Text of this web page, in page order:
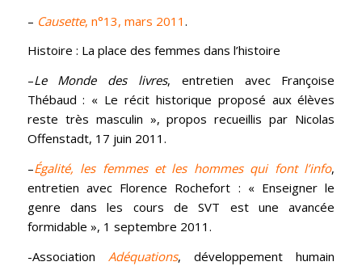
– Causette, n°13, mars 2011 .
Histoire : La place des femmes dans l’histoire
–Le Monde des livres, entretien avec Françoise
Thébaud : « Le récit historique proposé aux élèves
reste très masculin », propos recueillis par Nicolas
Offenstadt, 17 juin 2011.
–Égalité, les femmes et les hommes qui font l’info,
entretien avec Florence Rochefort : « Enseigner le
genre dans les cours de SVT est une avancée
formidable », 1 septembre 2011.
-Association Adéquations, développement humain